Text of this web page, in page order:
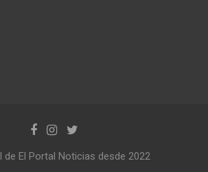
de El Portal Noticias desde 2022